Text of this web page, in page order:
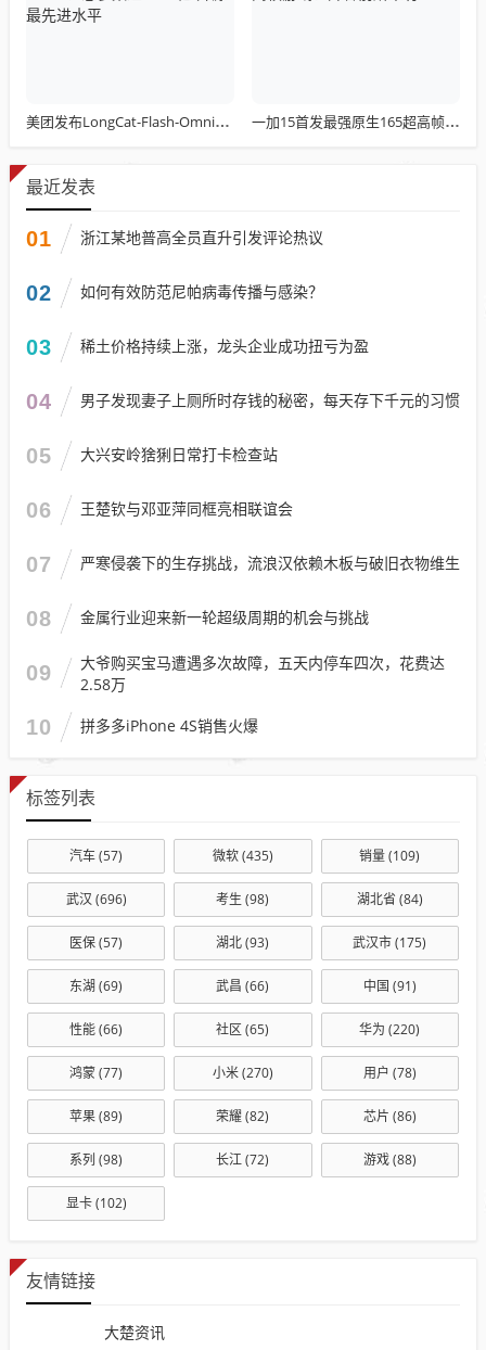
美团发布LongCat-Flash-Omni：总参数达5600亿 开源最先进水平 一加15首发最强原生165超高帧游戏：阵容前所未有
最近发表
01 浙江某地普高全员直升引发评论热议
02 如何有效防范尼帕病毒传播与感染？
03 稀土价格持续上涨，龙头企业成功扭亏为盈
04 男子发现妻子上厕所时存钱的秘密，每天存下千元的习惯
05 大兴安岭猞猁日常打卡检查站
06 王楚钦与邓亚萍同框亮相联谊会
07 严寒侵袭下的生存挑战，流浪汉依赖木板与破旧衣物维生
08 金属行业迎来新一轮超级周期的机会与挑战
09
大爷购买宝马遭遇多次故障，五天内停车四次，花费达
2.58万
10 拼多多iPhone 4S销售火爆
标签列表
汽车(57) 微软(435) 销量(109)
武汉 (696) 考生 (98) 湖北省 (84)
医保(57) 湖北(93) 武汉市(175)
东湖 (69) 武昌 (66) 中国 (91)
性能(66) 社区 (65) 华为 (220)
鸿蒙(77) 小米(270) 用户 (78)
苹果(89) 荣耀(82) 芯片 (86)
系列 (98) 长江(72) 游戏(88)
显卡(102)
友情链接
大楚资讯